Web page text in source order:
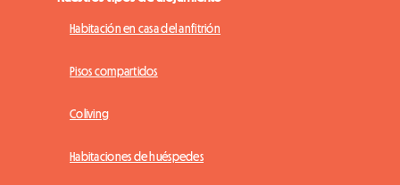
Habitación en casa del anfitrión
Pisos compartidos
Coliving
Habitaciones de huéspedes